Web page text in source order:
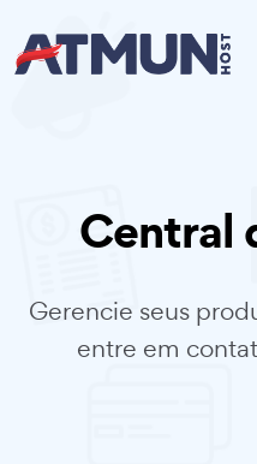
Central
Gerencie seus
entre em